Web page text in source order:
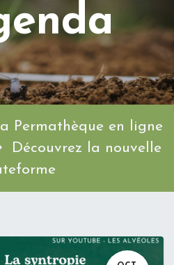
Permathèque en ligne
Découvrez la nouvelle